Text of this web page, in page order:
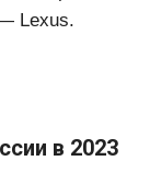
Lexus.
в 2023